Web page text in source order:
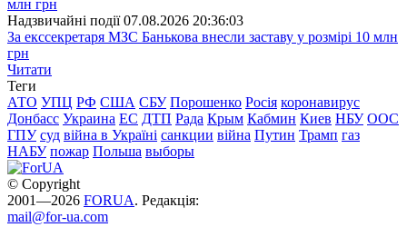
Надзвичайні події 07.08.2026 20:36:03
За екссекретаря МЗС Банькова внесли заставу у розмірі 10 млн
грн
Читати
Теги
АТО УПЦ РФ США СБУ Порошенко Росія коронавирус
Донбасс Украина ЕС ДТП Рада Крым Кабмин Киев НБУ ООС
ГПУ суд війна в Україні санкции війна Путин Трамп газ
НАБУ пожар Польша выборы
© Copyright
2001—2026 FORUA. Редакція:
mail@for-ua.com